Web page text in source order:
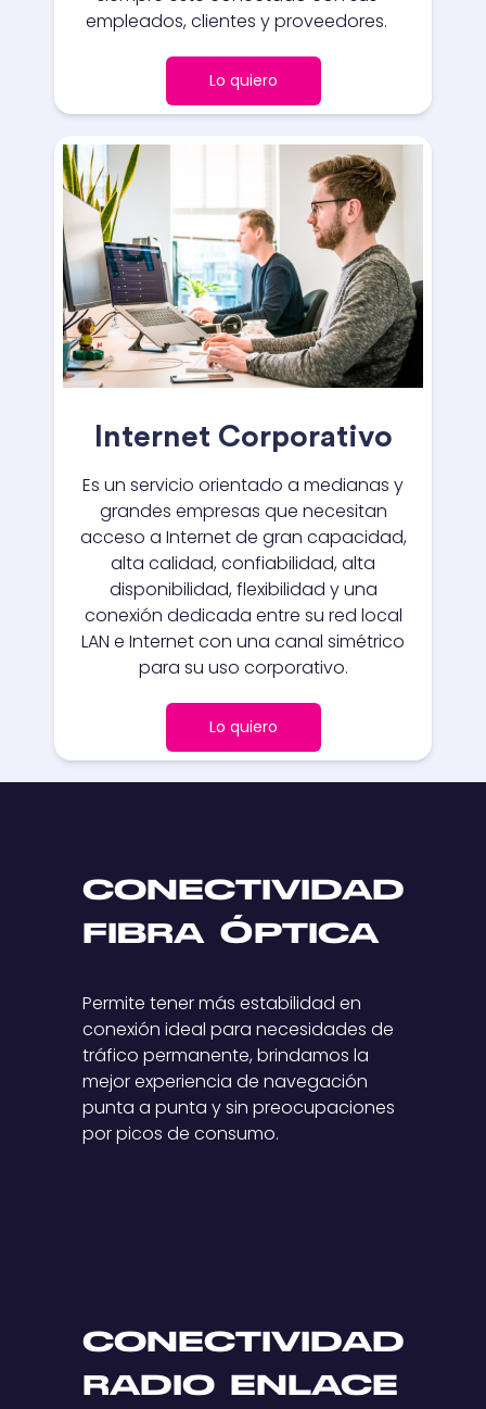
empleados, clientes y proveedores.
Lo quiero
Internet Corporativo
Es un servicio orientado a medianas y
grandes empresas que necesitan
acceso a Internet de gran capacidad,
alta calidad, confiabilidad, alta
disponibilidad, flexibilidad y una
conexión dedicada entre su red local
LAN e Internet con una canal simétrico
para su uso corporativo.
Lo quiero
CONECTIVIDAD
FIBRA ÓPTICA
Permite tener más estabilidad en
conexión ideal para necesidades de
tráfico permanente, brindamos la
mejor experiencia de navegación
punta a punta y sin preocupaciones
por picos de consumo.
CONECTIVIDAD
RADIO ENLACE